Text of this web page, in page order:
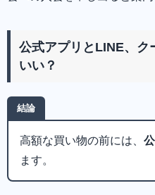
公式アプリとLINE、ク
いい？
結論
高額な買い物の前には、
ます。